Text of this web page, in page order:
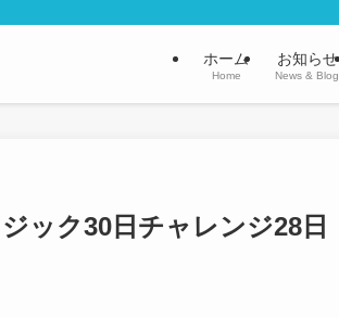
ホーム
Home
お知らせ
News & Blog
ック30日チャレンジ28日